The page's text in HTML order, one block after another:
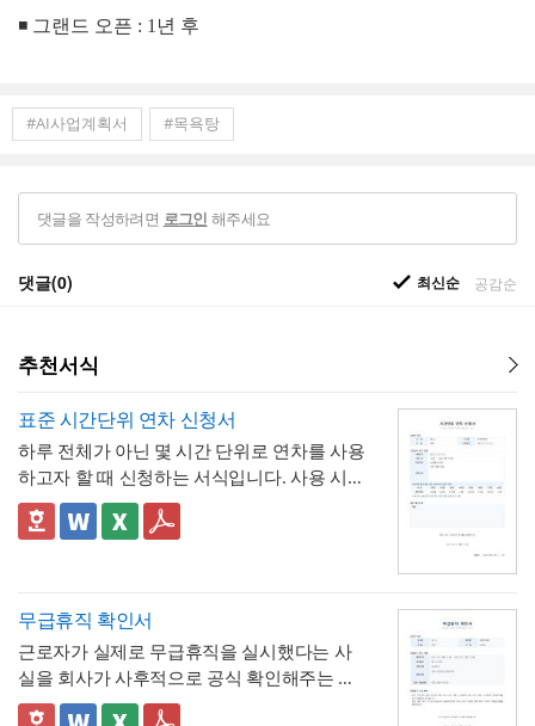
◾ 그랜드 오픈 : 1년 후
#AI사업계획서 #목욕탕
댓글을 작성하려면 로그인 해주세요
댓글(0) 최신순 공감순
추천서식
표준 시간단위 연차 신청서
하루 전체가 아닌 몇 시간 단위로 연차를 사용
하고자 할 때 신청하는 서식입니다. 사용 시간
을 연차 일수로 환산하는 기준표를 계약서 자
체에 포함하고 있어, 신청자와 승인자 모두 몇
✅ 이 서식의 구성 특징
며칠에 해당하는지"를 신청서 자체에서 바로
계산·검증 가능
- 사용시간을 "14:00~16:00(총 2시간)"처럼
시작·종료 시각과 총 시간을 함께 기재하도록
해, 반차보다 세분화된 시간 단위로 병원 진
료, 관공서 방문 등 짧은 용무에 유연하게 대
응
- "회사의 소정근로시간에 따라 차감기준은
달라질 수 있음"이라는 단서를 명시해, 하루 8
시간 근무가 아닌 사업장에서도 환산 기준을
- 업무 특이사항란을 별도로 두어, 시간단위
무급휴직 확인서
근로자가 실제로 무급휴직을 실시했다는 사
실을 회사가 사후적으로 공식 확인해주는 증
명서입니다. 휴직원(신청서)이 사전 승인 절차